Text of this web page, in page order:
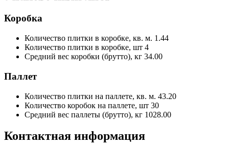
Коробка
Количество плитки в коробке, кв. м. 1.44
Количество плитки в коробке, шт 4
Средний вес коробки (брутто), кг 34.00
Паллет
Количество плитки на паллете, кв. м. 43.20
Количество коробок на паллете, шт 30
Средний вес паллеты (брутто), кг 1028.00
Контактная информация